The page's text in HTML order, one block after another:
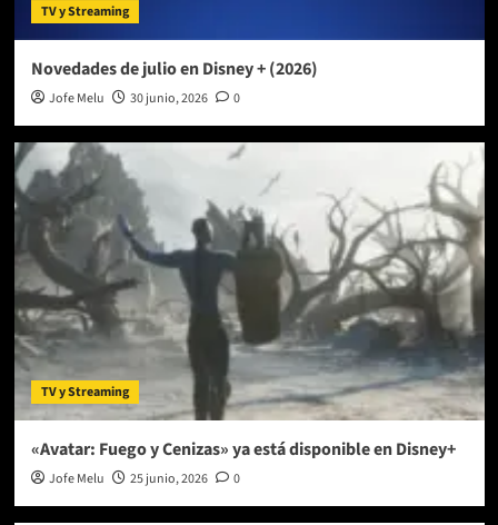
TV y Streaming
Novedades de julio en Disney + (2026)
Jofe Melu 30 junio, 2026 0
TV y Streaming
«Avatar: Fuego y Cenizas» ya está disponible en Disney+
Jofe Melu 25 junio, 2026 0